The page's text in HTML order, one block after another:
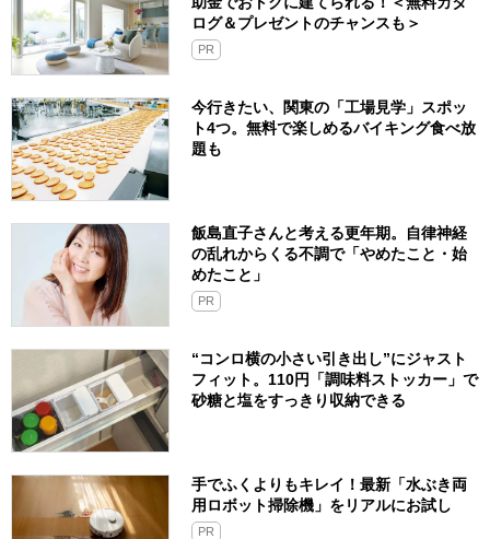
ログ＆プレゼントのチャンスも＞
PR
今行きたい、関東の「工場見学」スポッ
ト4つ。無料で楽しめるバイキング食べ放
題も
飯島直子さんと考える更年期。自律神経
の乱れからくる不調で「やめたこと・始
めたこと」
PR
“コンロ横の小さい引き出し”にジャスト
フィット。110円「調味料ストッカー」で
砂糖と塩をすっきり収納できる
手でふくよりもキレイ！最新「水ぶき両
用ロボット掃除機」をリアルにお試し
PR